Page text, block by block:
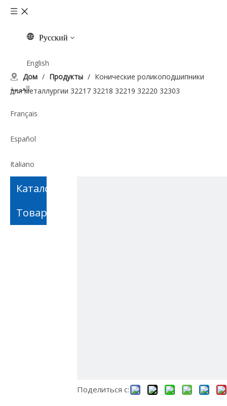
Pусский
English
العربية
Français
Español
Italiano
Tiếng Việt
ไทย
Дом / Продукты / Конические роликоподшипники
для металлургии 32217 32218 32219 32220 32303
Каталог
Tоваров
Поделиться с: